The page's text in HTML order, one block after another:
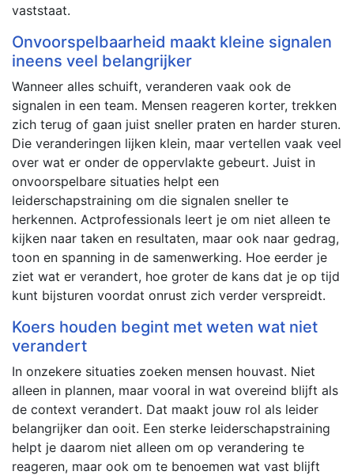
vaststaat.
Onvoorspelbaarheid maakt kleine signalen
ineens veel belangrijker
Wanneer alles schuift, veranderen vaak ook de
signalen in een team. Mensen reageren korter, trekken
zich terug of gaan juist sneller praten en harder sturen.
Die veranderingen lijken klein, maar vertellen vaak veel
over wat er onder de oppervlakte gebeurt. Juist in
onvoorspelbare situaties helpt een
leiderschapstraining om die signalen sneller te
herkennen. Actprofessionals leert je om niet alleen te
kijken naar taken en resultaten, maar ook naar gedrag,
toon en spanning in de samenwerking. Hoe eerder je
ziet wat er verandert, hoe groter de kans dat je op tijd
kunt bijsturen voordat onrust zich verder verspreidt.
Koers houden begint met weten wat niet
verandert
In onzekere situaties zoeken mensen houvast. Niet
alleen in plannen, maar vooral in wat overeind blijft als
de context verandert. Dat maakt jouw rol als leider
belangrijker dan ooit. Een sterke leiderschapstraining
helpt je daarom niet alleen om op verandering te
reageren, maar ook om te benoemen wat vast blijft